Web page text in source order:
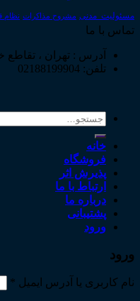
مسئولیت_مدنی مشروح مذاکرات نظام
تماس با ما
آدرس : تهران ،
تلفن: 02188199904
جستجو
خانه
فروشگاه
پذیرش اثر
ارتباط با ما
درباره ما
پشتیبانی
ورود
ورود
نام کاربری یا آدرس ایمیل *